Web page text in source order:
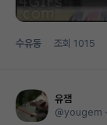
수유동 조회 1015
유잼
@yougem ·